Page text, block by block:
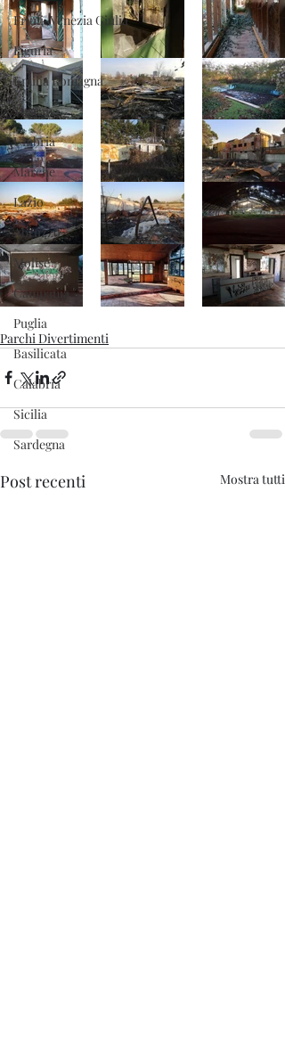
Friuli-Venezia Giulia
Liguria
Emilia Romagna
Toscana
Umbria
Marche
Lazio
Abruzzo
Molise
Campania
Puglia
Basilicata
Calabria
Sicilia
Sardegna
Parchi Divertimenti
Post recenti Mostra tutti